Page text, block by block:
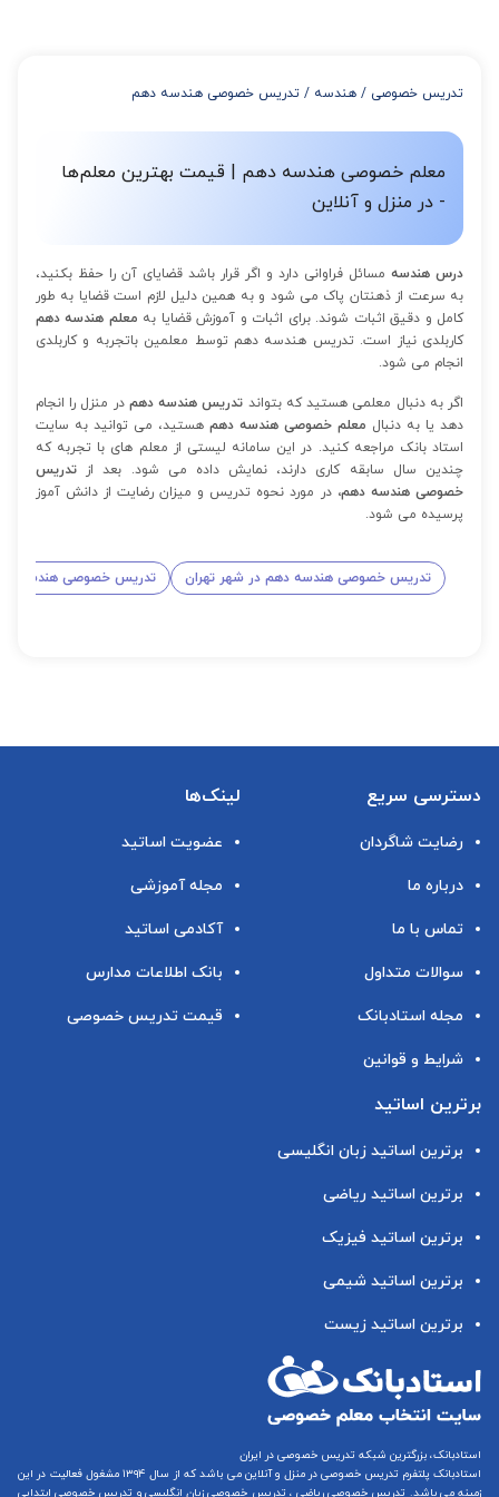
از 12 تا 15 جلسه: 7% تخفیف
تدریس خصوصی / هندسه / تدریس خصوصی هندسه دهم
معلم خصوصی هندسه دهم | قیمت بهترین معلم‌ها
- در منزل و آنلاین
درس هندسه مسائل فراوانی دارد و اگر قرار باشد قضایای آن را حفظ بکنید،
به سرعت از ذهنتان پاک می شود و به همین دلیل لازم است قضایا به طور
کامل و دقیق اثبات شوند. برای اثبات و آموزش قضایا به معلم هندسه دهم
کاربلدی نیاز است. تدریس هندسه دهم توسط معلمین باتجربه و کاربلدی
انجام می شود.
اگر به دنبال معلمی هستید که بتواند تدریس هندسه دهمدر منزل را انجام
دهد یا به دنبال معلم خصوصی هندسه دهم هستید، می توانید به سایت
استاد بانک مراجعه کنید. در این سامانه لیستی از معلم های با تجربه که
چندین سال سابقه کاری دارند، نمایش داده می شود. بعد از تدریس
خصوصی هندسه دهم،در مورد نحوه تدریس و میزان رضایت از دانش آموز
پرسیده می شود.
تدریس خصوصی هندسه دهم در شهر تهران تدریس خصوصی هندسه
دسترسی سریع
رضایت شاگردان
درباره ما
تماس با ما
سوالات متداول
مجله استادبانک
شرایط و قوانین
لینک‌ها
عضویت اساتید
مجله آموزشی
آکادمی اساتید
بانک اطلاعات مدارس
قیمت تدریس خصوصی
برترین اساتید
برترین اساتید زبان انگلیسی
برترین اساتید ریاضی
برترین اساتید فیزیک
برترین اساتید شیمی
برترین اساتید زیست
استادبانک، بزرگترین شبکه تدریس خصوصی در ایران
استادبانک پلتفرم تدریس خصوصی در منزل و آنلاین
می باشد که از سال ۱۳۹۴ مشغول فعالیت در این
زمینه می باشد. تدریس خصوصی ریاضی ، تدریس خصوصی زبان انگلیسیو تدریس خصوصی ابتدایی